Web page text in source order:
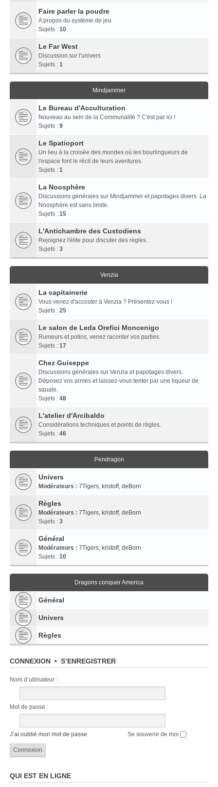
Faire parler la poudre
A propos du système de jeu
Sujets : 10
Le Far West
Discussion sur l'univers
Sujets : 1
Mindjammer
Le Bureau d'Acculturation
Nouveau au sein de la Communalité ? C'est par ici !
Sujets : 9
Le Spatioport
Un lieu à la croisée des mondes où les bourlingueurs de
l'espace font le récit de leurs aventures.
Sujets : 1
La Noosphère
Discussions générales sur Mindjammer et papotages divers. La
Noosphère est sans limite.
Sujets : 15
L'Antichambre des Custodiens
Rejoignez l'élite pour discuter des règles.
Sujets : 3
Venzia
La capitainerie
Vous venez d'accoster à Venzia ? Présentez-vous !
Sujets : 25
Le salon de Leda Orefici Moncenigo
Rumeurs et potins, venez raconter vos parties.
Sujets : 17
Chez Guiseppe
Discussions générales sur Venzia et papotages divers.
Déposez vos armes et laissez-vous tenter par une liqueur de
squale.
Sujets : 48
L'atelier d'Arcibaldo
Considérations techniques et points de règles.
Sujets : 46
Pendragon
Univers
Modérateurs : 7Tigers, kristoff, deBorn
Règles
Modérateurs : 7Tigers, kristoff, deBorn
Sujets : 3
Général
Modérateurs : 7Tigers, kristoff, deBorn
Sujets : 10
Dragons conquer America
Général
Univers
Règles
CONNEXION • S’ENREGISTRER
Nom d’utilisateur :
Mot de passe :
J’ai oublié mon mot de passe Se souvenir de moi
QUI EST EN LIGNE